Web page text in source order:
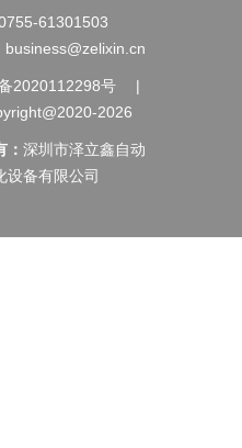
61301503
business@zelixin.cn
2020112298号
|
2026
： 深圳市泽立鑫自动
设备有限公司